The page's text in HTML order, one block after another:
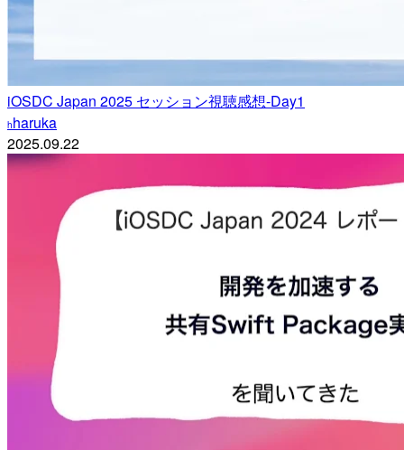
iOSDC Japan 2025 セッション視聴感想-Day1
hharuka
2025.09.22